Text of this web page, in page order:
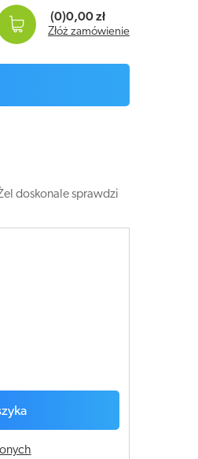
(0)0,00 zł
Złóż zamówienie
doskonale sprawdzi